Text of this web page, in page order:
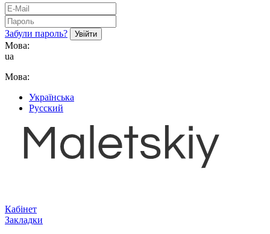
Забули пароль?
Мова:
ua
Мова:
Українська
Русский
Кабінет
Закладки